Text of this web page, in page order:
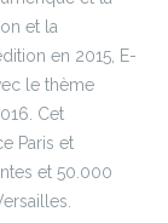
et la
en 2015, E-
le thème
Cet
Paris et
et 50.000